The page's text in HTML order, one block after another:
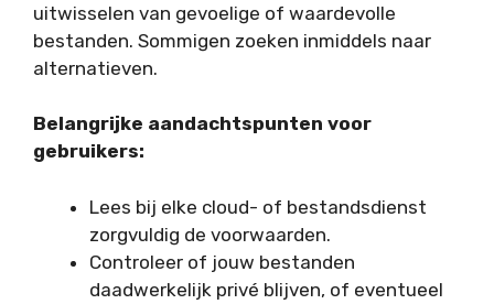
uitwisselen van gevoelige of waardevolle
bestanden. Sommigen zoeken inmiddels naar
alternatieven.
Belangrijke aandachtspunten voor
gebruikers:
Lees bij elke cloud- of bestandsdienst
zorgvuldig de voorwaarden.
Controleer of jouw bestanden
daadwerkelijk privé blijven, of eventueel